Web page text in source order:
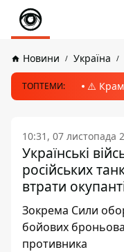
Новини Україна
ТОПТЕМИ: ⚠️
10:31, 07 листопада
Українські
російських
втрати
Зокрема Сили
бойових
противника